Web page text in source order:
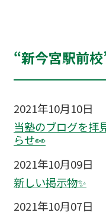
“新今宮駅前
2021年10月10日
当塾のブログを拝
らせ👀
2021年10月09日
新しい掲示物✨
2021年10月07日